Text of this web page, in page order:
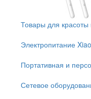
Товары для красоты
Электропитание
Портативная и
Сетевое